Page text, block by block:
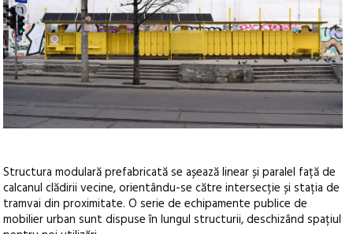
Structura modulară prefabricată se așează linear și paralel față de
calcanul clădirii vecine, orientându-se către intersecție și stația de
tramvai din proximitate. O serie de echipamente publice de
mobilier urban sunt dispuse în lungul structurii, deschizând spațiul